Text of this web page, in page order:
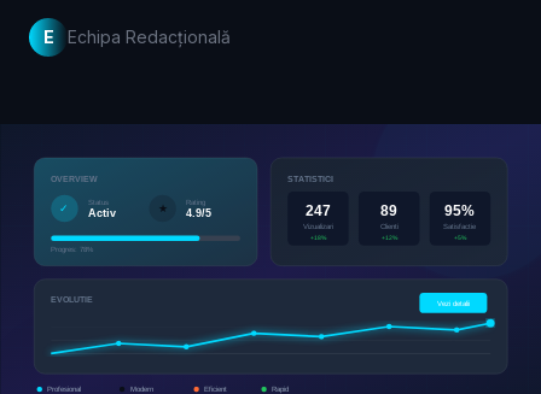
pentru a alege programul perfect. Începe-ți cariera
în IT azi!
E Echipa Redacțională